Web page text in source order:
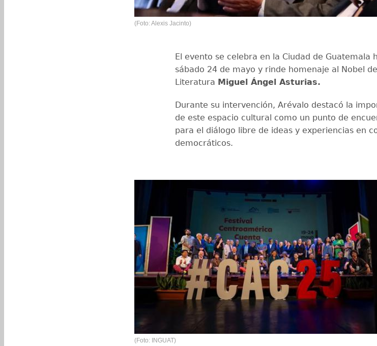
(Foto: Alexis Jacinto)
El evento se celebra en la Ciudad de Guatemala
sábado 24 de mayo y rinde homenaje al Nobel de
Literatura Miguel Ángel Asturias.
Durante su intervención, Arévalo destacó la
de este espacio cultural como un punto de
para el diálogo libre de ideas y experiencias en
democráticos.
(Foto: INGUAT)